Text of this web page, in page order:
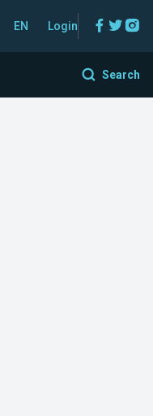
EN Login
Search